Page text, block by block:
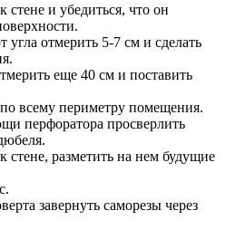
и убедиться, что он
угла отмерить 5-7 см и сделать
еще 40 см и поставить
всему периметру помещения.
перфоратора просверлить
разметить на нем будущие
завернуть саморезы через